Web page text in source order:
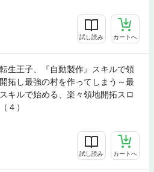
試し読み カートへ
生王子、『自動製作』スキルで領
拓し最強の村を作ってしまう～最
キルで始める、楽々領地開拓スロ
４）
試し読み カートへ